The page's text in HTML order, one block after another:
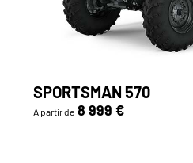
SPORTSMAN 570
A partir de 8 999 €